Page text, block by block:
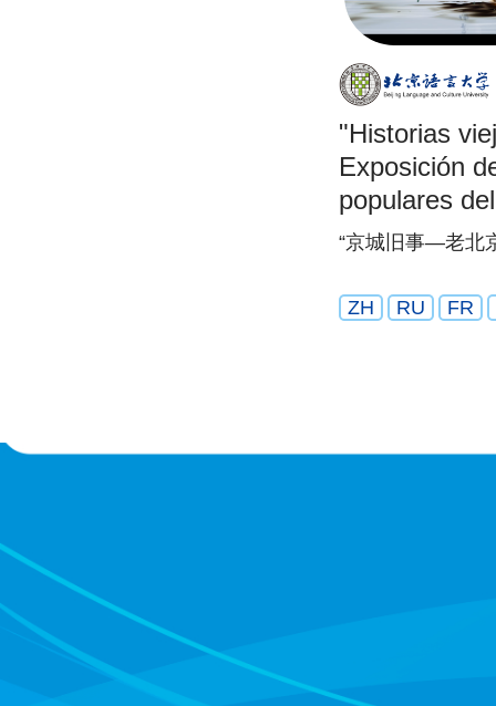
"Historias
Exposición
populares
hermoso
“京城旧事—老北
ZH RU FR